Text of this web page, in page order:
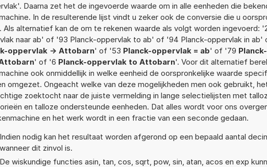
Daarna zet het de ingevoerde waarde om in alle eenheden die
In de resulterende lijst vindt u zeker ook de conversie die u
Als alternatief kan de om te rekenen waarde als volgt worden ingevoerd:
naar ab' of '93 Planck-oppervlak to ab' of '94 Planck-oppervlak in ab'
oppervlak -> Attobarn' of '53 Planck-oppervlak = ab' of '79
' of '6 Planck-oppervlak to Attobarn'. Voor dit alternatief
ook onmiddellijk in welke eenheid de oorspronkelijke waarde
omgezet. Ongeacht welke van deze mogelijkheden men ook gebruikt,
zoektocht naar de juiste vermelding in lange selectielijsten met
en talloze ondersteunde eenheden. Dat alles wordt voor ons
en het werk wordt in een fractie van een seconde gedaan.
Indien nodig kan het resultaat worden afgerond op een bepaald aantal
wanneer dit zinvol is.
De wiskundige functies asin, tan, cos, sqrt, pow, sin, atan, acos en exp